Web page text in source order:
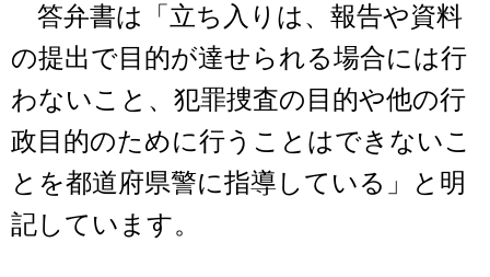
答弁書は「立ち入りは、報告や資料
の提出で目的が達せられる場合には行
わないこと、犯罪捜査の目的や他の行
政目的のために行うことはできないこ
とを都道府県警に指導している」と明
記しています。